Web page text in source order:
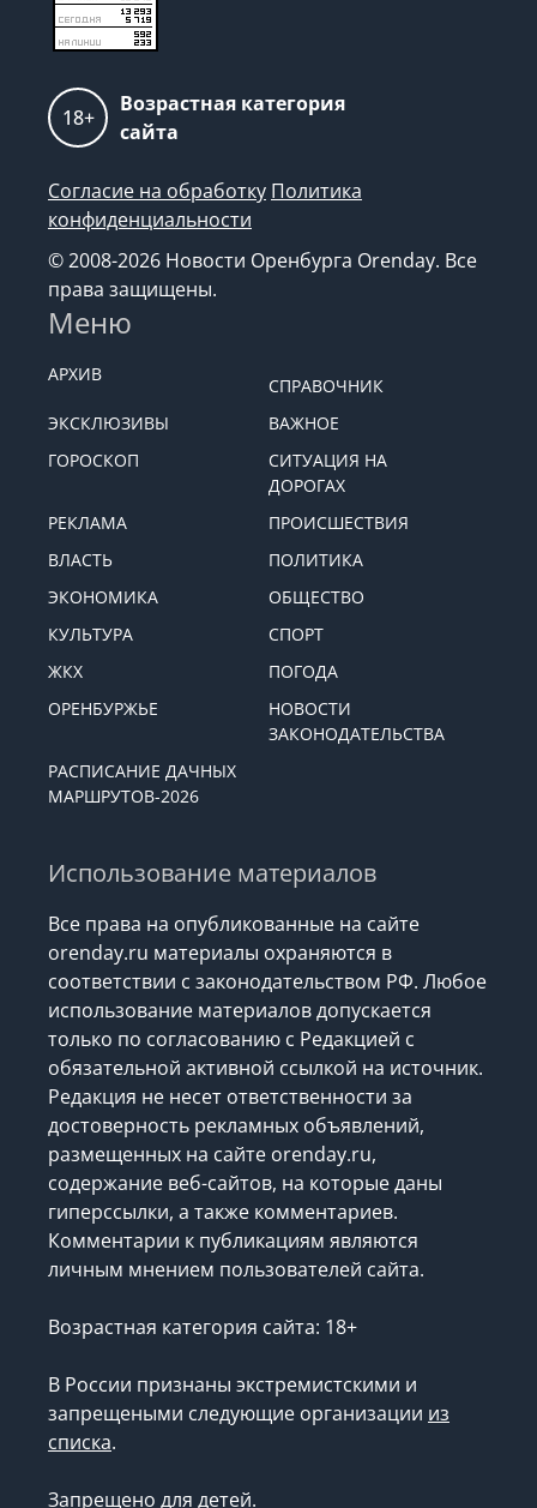
18+
Возрастная категория
сайта
Согласие на обработку Политика
конфиденциальности
© 2008-2026 Новости Оренбурга Orenday. Все
права защищены.
Меню
АРХИВ
СПРАВОЧНИК
ЭКСКЛЮЗИВЫ
ВАЖНОЕ
ГОРОСКОП
СИТУАЦИЯ НА
ДОРОГАХ
РЕКЛАМА
ПРОИСШЕСТВИЯ
ВЛАСТЬ
ПОЛИТИКА
ЭКОНОМИКА
ОБЩЕСТВО
КУЛЬТУРА
СПОРТ
ЖКХ
ПОГОДА
ОРЕНБУРЖЬЕ
НОВОСТИ
ЗАКОНОДАТЕЛЬСТВА
РАСПИСАНИЕ ДАЧНЫХ
МАРШРУТОВ-2026
Использование материалов
Все права на опубликованные на сайте
orenday.ru материалы охраняются в
соответствии с законодательством РФ. Любое
использование материалов допускается
только по согласованию с Редакцией с
обязательной активной ссылкой на источник.
Редакция не несет ответственности за
достоверность рекламных объявлений,
размещенных на сайте orenday.ru,
содержание веб-сайтов, на которые даны
гиперссылки, а также комментариев.
Комментарии к публикациям являются
личным мнением пользователей сайта.
Возрастная категория сайта: 18+
В России признаны экстремистскими и
запрещеными следующие организации из
списка.
Запрещено для детей.